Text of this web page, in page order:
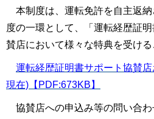
本制度は、運転免許を自主返納
度の一環として、「運転経歴証
賛店において様々な特典を受ける
運転経歴証明書サポート協賛
現在)【PDF:673KB】
協賛店への申込み等の問い合わ